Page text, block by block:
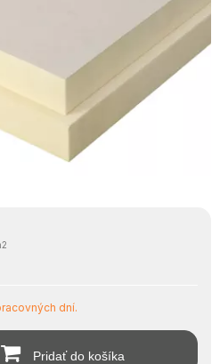
dní.
Pridať do košíka